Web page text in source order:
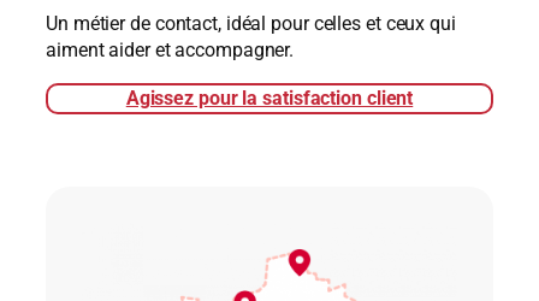
Un métier de contact, idéal pour celles et ceux qui
aiment aider et accompagner.
Agissez pour la satisfaction client